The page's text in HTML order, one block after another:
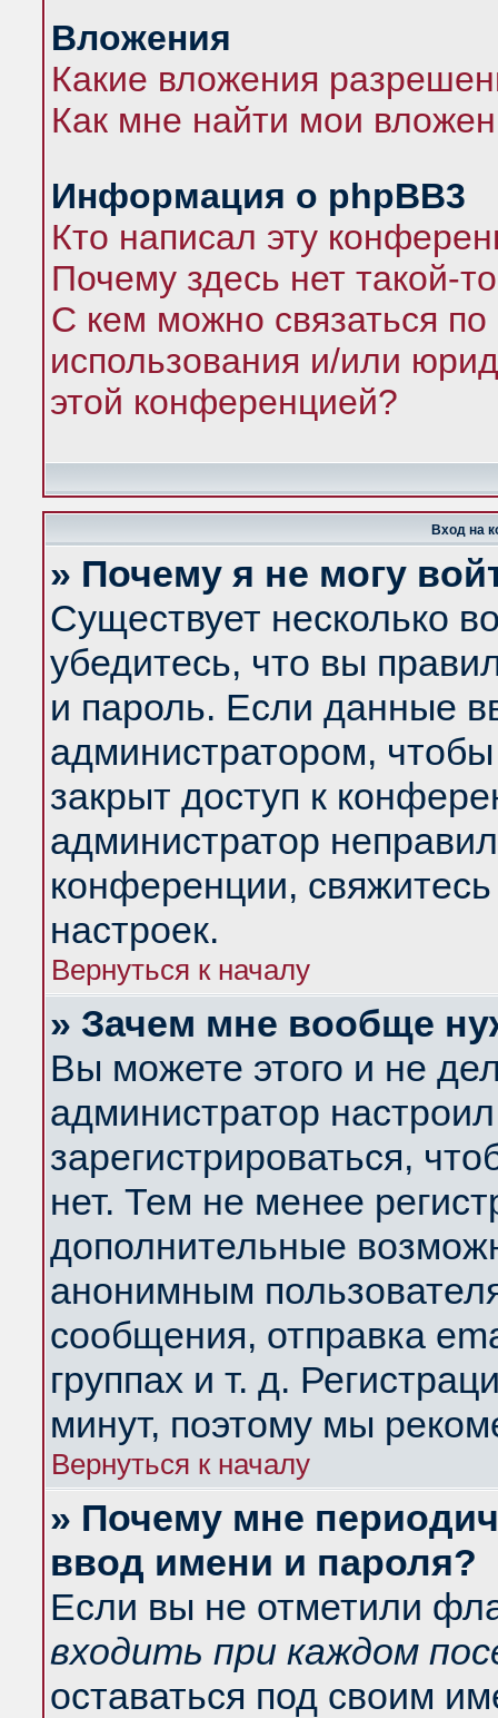
Вложения
Какие вложения
Как мне найти мои
Информация о phpBB3
Кто написал эту
Почему здесь нет такой-
С кем можно связаться по
использования и/или
этой конференцией?
Вход на
» Почему я не могу
Существует несколько
убедитесь, что вы
и пароль. Если данные
администратором,
закрыт доступ к
администратор
конференции,
настроек.
Вернуться к началу
» Зачем мне вообще
Вы можете этого и не
администратор
зарегистрироваться,
нет. Тем не менее
дополнительные
анонимным
сообщения, отправка
группах и т. д.
минут, поэтому мы
Вернуться к началу
» Почему мне
ввод имени и пароля?
Если вы не отметили
входить при каждом
оставаться под своим